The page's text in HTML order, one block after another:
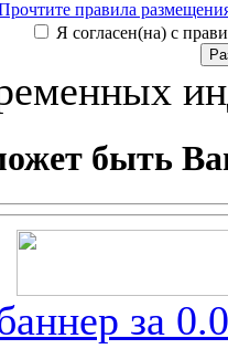
правила
Я согласен(на) с
быть
за